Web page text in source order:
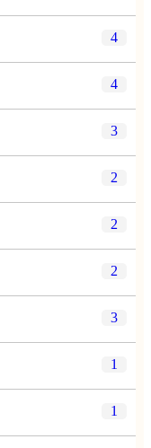
4
4
3
2
2
2
3
1
1